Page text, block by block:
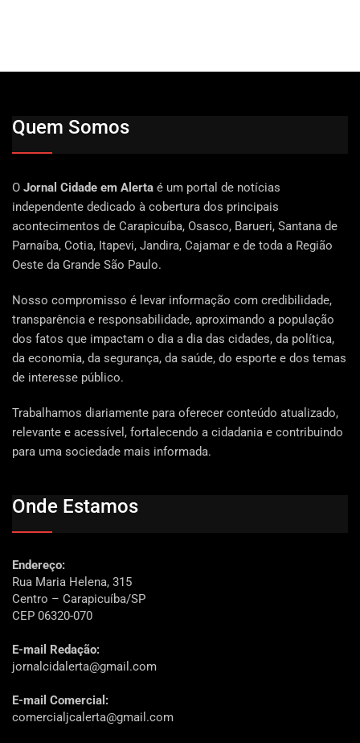
Quem Somos
O Jornal Cidade em Alerta é um portal de notícias
independente dedicado à cobertura dos principais
acontecimentos de Carapicuíba, Osasco, Barueri, Santana de
Parnaíba, Cotia, Itapevi, Jandira, Cajamar e de toda a Região
Oeste da Grande São Paulo.
Nosso compromisso é levar informação com credibilidade,
transparência e responsabilidade, aproximando a população
dos fatos que impactam o dia a dia das cidades, da política,
da economia, da segurança, da saúde, do esporte e dos temas
de interesse público.
Trabalhamos diariamente para oferecer conteúdo atualizado,
relevante e acessível, fortalecendo a cidadania e contribuindo
para uma sociedade mais informada.
Onde Estamos
Endereço:
Rua Maria Helena, 315
Centro – Carapicuíba/SP
CEP 06320-070
E-mail Redação:
jornalcidalerta@gmail.com
E-mail Comercial:
comercialjcalerta@gmail.com